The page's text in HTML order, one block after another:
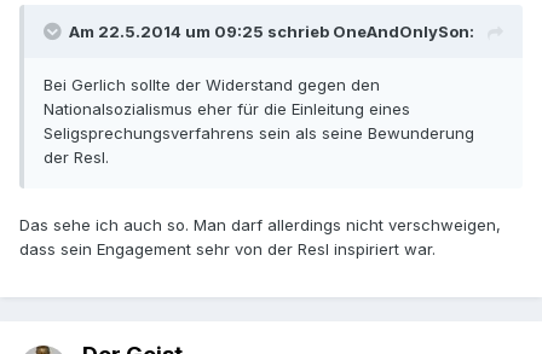
Am 22.5.2014 um 09:25 schrieb OneAndOnlySon:
Bei Gerlich sollte der Widerstand gegen den
Nationalsozialismus eher für die Einleitung eines
Seligsprechungsverfahrens sein als seine Bewunderung
der Resl.
Das sehe ich auch so. Man darf allerdings nicht verschweigen,
dass sein Engagement sehr von der Resl inspiriert war.